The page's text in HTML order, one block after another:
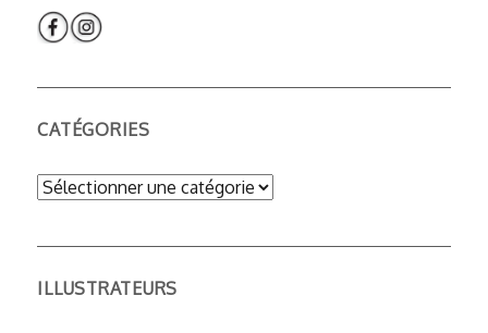
CATÉGORIES
Catégories
ILLUSTRATEURS